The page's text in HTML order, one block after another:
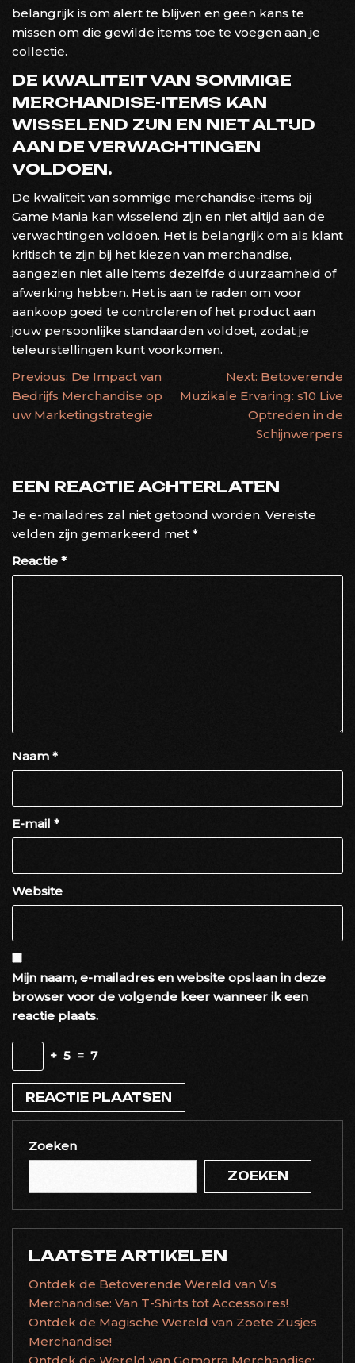
belangrijk is om alert te blijven en geen kans te
missen om die gewilde items toe te voegen aan je
collectie.
DE KWALITEIT VAN SOMMIGE
MERCHANDISE-ITEMS KAN
WISSELEND ZIJN EN NIET ALTIJD
AAN DE VERWACHTINGEN
VOLDOEN.
De kwaliteit van sommige merchandise-items bij
Game Mania kan wisselend zijn en niet altijd aan de
verwachtingen voldoen. Het is belangrijk om als klant
kritisch te zijn bij het kiezen van merchandise,
aangezien niet alle items dezelfde duurzaamheid of
afwerking hebben. Het is aan te raden om voor
aankoop goed te controleren of het product aan
jouw persoonlijke standaarden voldoet, zodat je
teleurstellingen kunt voorkomen.
BERICHTNAVIGATIE
Previous: De Impact van
Bedrijfs Merchandise op
uw Marketingstrategie
Next: Betoverende
Muzikale Ervaring: s10 Live
Optreden in de
Schijnwerpers
EEN REACTIE ACHTERLATEN
Je e-mailadres zal niet getoond worden. Vereiste
velden zijn gemarkeerd met *
Reactie *
Naam *
E-mail *
Website
Mijn naam, e-mailadres en website opslaan in deze
browser voor de volgende keer wanneer ik een
reactie plaats.
+ 5 = 7
Zoeken
ZOEKEN
LAATSTE ARTIKELEN
Ontdek de Betoverende Wereld van Vis
Merchandise: Van T-Shirts tot Accessoires!
Ontdek de Magische Wereld van Zoete Zusjes
Merchandise!